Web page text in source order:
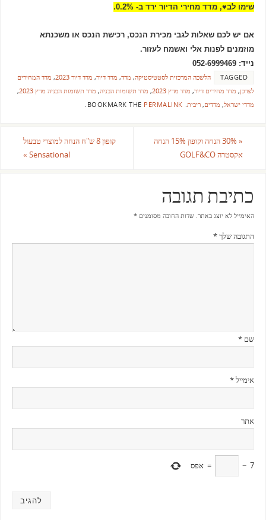
שימו לב♥, מדד מחירי הדיור ירד ב- 0.2%.
אם יש לכם שאלות לגבי מכירת הנכס, רכישת הנכס או משכנתא
מוזמנים לפנות אלי ואשמח לעזור.
נייד: 052-6999469
TAGGED
הלשכה המרכזית לסטטיסטיקה, מדד, מדד דיור, מדד דיור 2023 , מדד המחירים
לצרכן, מדד מחירים דיור, מדד מרץ 2023 , מדד תשומות הבניה, מדד תשומות הבניה מרץ 2023
,
מדדי ישראל, מדדים, ריבית.
PERMALINK
.
«
30% הנחה וקופון 15% הנחה
אקסטרה GOLF&CO
קופון 8 ש"ח הנחה למוצרי טבעול
Sensational
»
כתיבת תגובה
האימייל לא יוצג באתר. שדות החובה מסומנים *
התגובה שלך*
שם *
אימייל*
אתר
7
−
= אפס